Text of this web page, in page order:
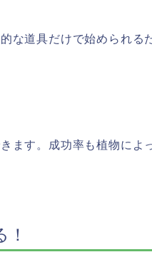
な道具だけで始められる
ます。成功率も植物によ